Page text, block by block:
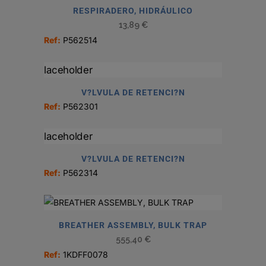
RESPIRADERO, HIDRÁULICO
13,89 €
Ref: P562514
V?LVULA DE RETENCI?N
Ref: P562301
V?LVULA DE RETENCI?N
Ref: P562314
BREATHER ASSEMBLY, BULK TRAP
555,40 €
Ref: 1KDFF0078